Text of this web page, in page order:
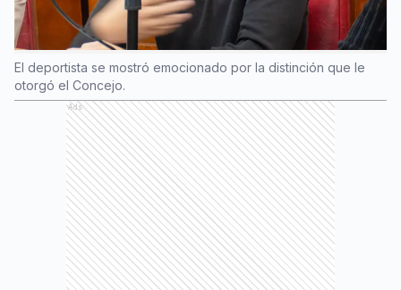
El deportista se mostró emocionado por la distinción que le
otorgó el Concejo.
Ads